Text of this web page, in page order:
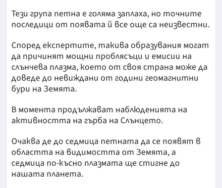
Тези група петна е голяма заплаха, но точните
последици от появата й все още са неизвестни.
Според експертите, такива образувания могат
да причинят мощни проблясъци и емисии на
слънчева плазма, което от своя страна може да
доведе до невиждани от години геомагнитни
бури на Земята.
В момента продължават наблюденията на
активността на гърба на Слънцето.
Очаква де до седмица петната да се появят в
областта на видимостта от Земята, а
седмица по-късно плазмата ще стигне до
нашата планета.